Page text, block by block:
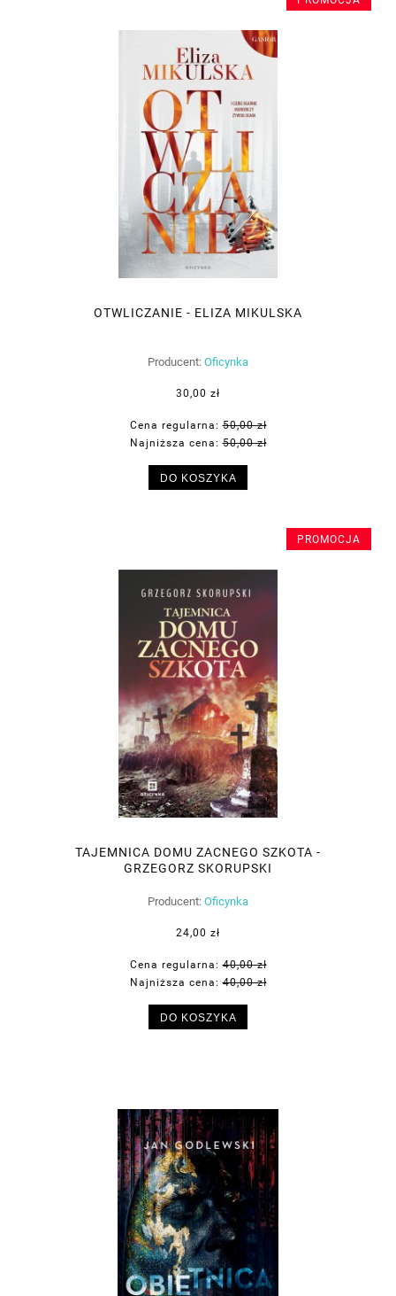
OTWLICZANIE - ELIZA MIKULSKA
Producent: Oficynka
30,00 zł
Cena regularna:50,00 zł
Najniższa cena:50,00 zł
DO KOSZYKA
TAJEMNICA DOMU ZACNEGO SZKOTA -
GRZEGORZ SKORUPSKI
Producent: Oficynka
24,00 zł
Cena regularna:40,00 zł
Najniższa cena:40,00 zł
DO KOSZYKA
PROMOCJA